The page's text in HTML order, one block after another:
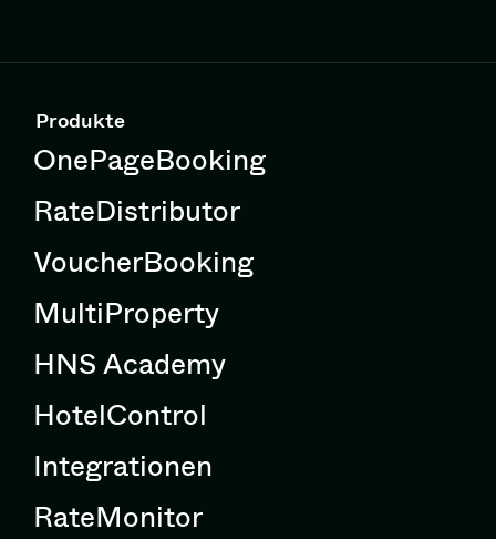
Produkte
OnePageBooking
RateDistributor
VoucherBooking
MultiProperty
HNS Academy
HotelControl
Integrationen
RateMonitor